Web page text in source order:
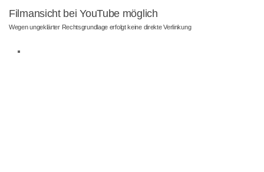
Filmansicht bei YouTube möglich
Wegen ungeklärter Rechtsgrundlage erfolgt keine direkte Verlinkung